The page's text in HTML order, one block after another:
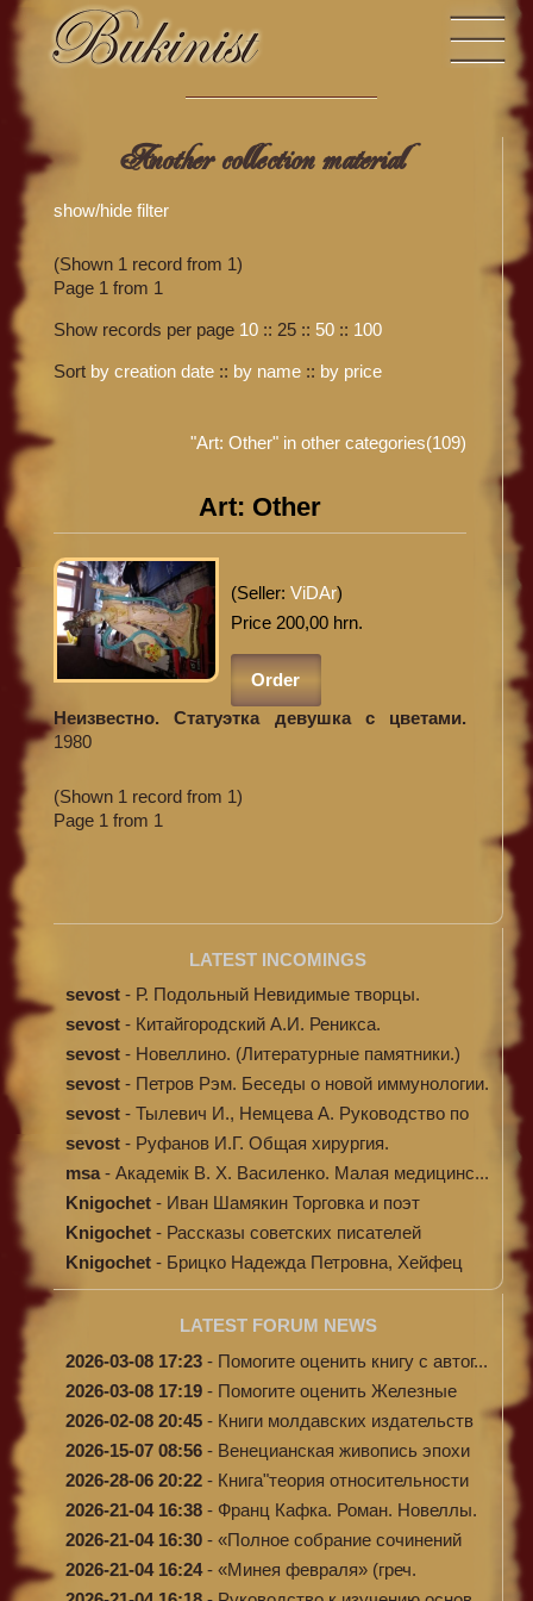
Another collection material
show/hide filter
(Shown 1 record from 1)
Page 1 from 1
Show records per page 10 :: 25 :: 50 :: 100
Sort by creation date :: by name :: by price
"Art: Other" in other categories(109)
Art: Other
(Seller: ViDAr)
Price 200,00 hrn.
Order
Неизвестно. Статуэтка девушка с цветами.
1980
(Shown 1 record from 1)
Page 1 from 1
LATEST INCOMINGS
sevost - Р. Подольный Невидимые творцы.
sevost - Китайгородский А.И. Реникса.
sevost - Новеллино. (Литературные памятники.)
sevost - Петров Рэм. Беседы о новой иммунологии.
sevost - Тылевич И., Немцева А. Руководство по
ме...
sevost - Руфанов И.Г. Общая хирургия.
msa - Академік В. Х. Василенко. Малая медицинс...
Knigochet - Иван Шамякин Торговка и поэт
Knigochet - Рассказы советских писателей
Knigochet - Брицко Надежда Петровна, Хейфец
Аркадий ...
LATEST FORUM NEWS
2026-03-08 17:23 - Помогите оценить книгу с автог...
2026-03-08 17:19 - Помогите оценить Железные
доро...
2026-02-08 20:45 - Книги молдавских издательств
2026-15-07 08:56 - Венецианская живопись эпохи
Во...
2026-28-06 20:22 - Книга"теория относительности
и...
2026-21-04 16:38 - Франц Кафка. Роман. Новеллы.
П...
2026-21-04 16:30 - «Полное собрание сочинений
А.Н...
2026-21-04 16:24- «Минея февраля» (греч.